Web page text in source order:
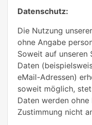
Datenschutz:
Die Nutzung
ohne Angabe
Soweit auf unseren
Daten
eMail-Adressen)
soweit möglich,
Daten werden
Zustimmung nicht